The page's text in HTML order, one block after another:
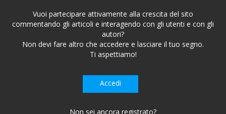
Vuoi partecipare attivamente alla crescita del sito
commentando gli articoli e interagendo con gli utenti e con gli
autori?
Non devi fare altro che accedere e lasciare il tuo segno.
Ti aspettiamo!
Accedi
Non sei ancora registrato?